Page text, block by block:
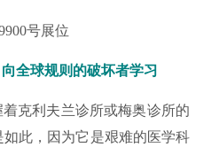
号展位
全球规则的破坏者学习
克利夫兰诊所或梅奥诊所的
此，因为它是艰难的医学科